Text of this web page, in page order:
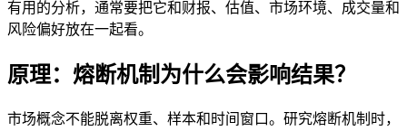
有用的分析，通常要把它和财报、估值、市场环境、 成交量和
风险偏好放在一起看。
原理：熔断机制为什么会影响结果？
市场概念不能脱离权重、样本和时间窗口。研究熔断机制时，